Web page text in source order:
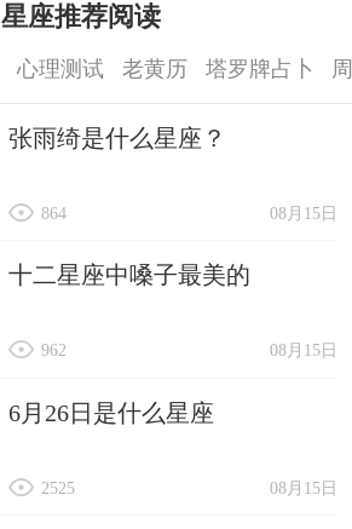
星座推荐阅读
心理测试 老黄历 塔罗牌占卜
张雨绮是什么星座？
08月15日
864
十二星座中嗓子最美的
08月15日
962
6月26日是什么星座
08月15日
2525